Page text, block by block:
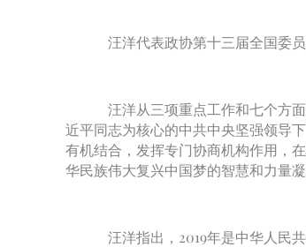
汪洋代表政协第十三届全国委员
汪洋从三项重点工作和七个方
近平同志为核心的中共中央坚强领导
有机结合，发挥专门协商机构作用，
华民族伟大复兴中国梦的智慧和力量
汪洋指出，2019年是中华人民